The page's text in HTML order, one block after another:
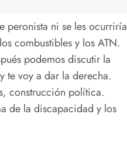
peronista ni se les ocurriría
combustibles y los ATN.
podemos discutir la
te voy a dar la derecha.
construcción política.
de la discapacidad y los